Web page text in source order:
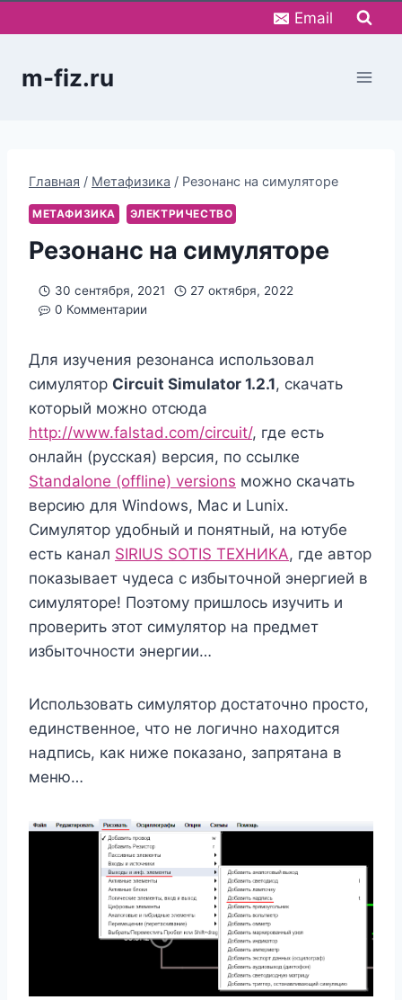
к
Email
m-fiz.ru
Главная / Метафизика / Резонанс на симуляторе
МЕТАФИЗИКА ЭЛЕКТРИЧЕСТВО
Резонанс на симуляторе
30 сентября, 2021
27 октября, 2022
0 Комментарии
Для изучения резонанса использовал
симулятор Circuit Simulator 1.2.1, скачать
который можно отсюда
http://www.falstad.com/circuit/, где есть
онлайн (русская) версия, по ссылке
Standalone (offline) versions можно скачать
версию для Windows, Мас и Lunix.
Симулятор удобный и понятный, на ютубе
есть канал SIRIUS SOTIS ТЕХНИКА, где автор
показывает чудеса с избыточной энергией в
симуляторе! Поэтому пришлось изучить и
проверить этот симулятор на предмет
избыточности энергии…
Использовать симулятор достаточно просто,
единственное, что не логично находится
надпись, как ниже показано, запрятана в
меню…